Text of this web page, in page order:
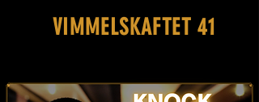
VIMMELSKAFTET 41